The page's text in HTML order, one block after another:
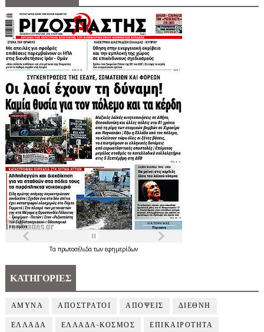
Τα πρωτοσέλιδατων εφημερίδων
ΚΑΤΗΓΟΡΙΕΣ
ΑΜΥΝΑ ΑΠΟΣΤΡΑΤΟΙ ΑΠΟΨΕΙΣ ΔΙΕΘΝΗ
ΕΛΛΑΔΑ ΕΛΛΑΔΑ-ΚΟΣΜΟΣ ΕΠΙΚΑΙΡΟΤΗΤΑ